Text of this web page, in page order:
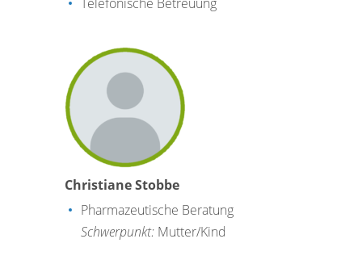
Christiane Stobbe
Pharmazeutische Beratung
Schwerpunkt: Mutter/Kind